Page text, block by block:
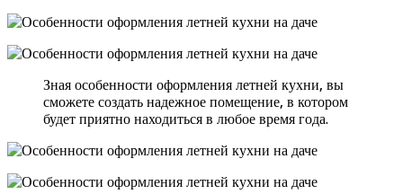
Зная особенности оформления летней кухни, вы
сможете создать надежное помещение, в котором
будет приятно находиться в любое время года.